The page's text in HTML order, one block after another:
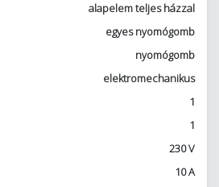
alapelem teljes házzal
egyes nyomógomb
nyomógomb
elektromechanikus
1
1
230 V
10 A